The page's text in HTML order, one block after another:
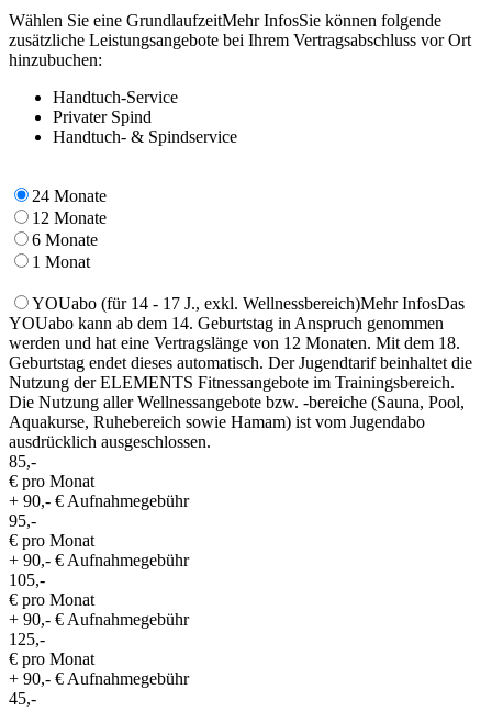
Wählen Sie eine GrundlaufzeitMehr InfosSie können folgende
zusätzliche Leistungsangebote bei Ihrem Vertragsabschluss vor Ort
hinzubuchen:
Handtuch-Service
Privater Spind
Handtuch- & Spindservice
24 Monate
12 Monate
6 Monate
1 Monat
YOUabo (für 14 - 17 J., exkl. Wellnessbereich)Mehr InfosDas
YOUabo kann ab dem 14. Geburtstag in Anspruch genommen
werden und hat eine Vertragslänge von 12 Monaten. Mit dem 18.
Geburtstag endet dieses automatisch. Der Jugendtarif beinhaltet die
Nutzung der ELEMENTS Fitnessangebote im Trainingsbereich.
Die Nutzung aller Wellnessangebote bzw. -bereiche (Sauna, Pool,
Aquakurse, Ruhebereich sowie Hamam) ist vom Jugendabo
ausdrücklich ausgeschlossen.
85,-
€ pro Monat
+ 90,- € Aufnahmegebühr
95,-
€ pro Monat
+ 90,- € Aufnahmegebühr
105,-
€ pro Monat
+ 90,- € Aufnahmegebühr
125,-
€ pro Monat
+ 90,- € Aufnahmegebühr
45,-